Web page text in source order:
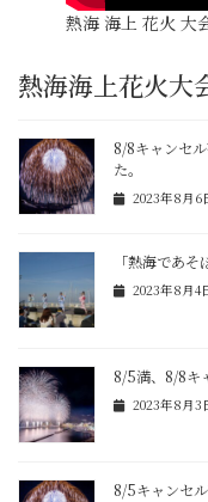
熱海 海上 花火 大
熱海海上花火大
8/8キャンセ
た。
2023年8月6
「熱海であ
2023年8月4
8/5満、8/8キ
2023年8月3
8/5キャンセ